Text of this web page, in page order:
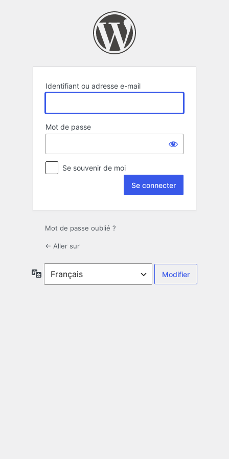
Identifiant ou adresse e-mail
Mot de passe
Se souvenir de moi
Mot de passe oublié ?
← Aller sur
Langue